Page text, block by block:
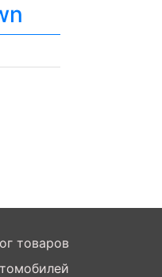
товаров